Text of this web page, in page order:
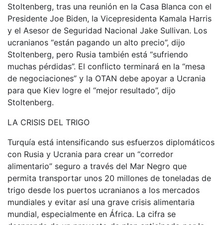
Stoltenberg, tras una reunión en la Casa Blanca con el
Presidente Joe Biden, la Vicepresidenta Kamala Harris
y el Asesor de Seguridad Nacional Jake Sullivan. Los
ucranianos “están pagando un alto precio”, dijo
Stoltenberg, pero Rusia también está “sufriendo
muchas pérdidas”. El conflicto terminará en la “mesa
de negociaciones” y la OTAN debe apoyar a Ucrania
para que Kiev logre el “mejor resultado”, dijo
Stoltenberg.
LA CRISIS DEL TRIGO
Turquía está intensificando sus esfuerzos diplomáticos
con Rusia y Ucrania para crear un “corredor
alimentario” seguro a través del Mar Negro que
permita transportar unos 20 millones de toneladas de
trigo desde los puertos ucranianos a los mercados
mundiales y evitar así una grave crisis alimentaria
mundial, especialmente en África. La cifra se